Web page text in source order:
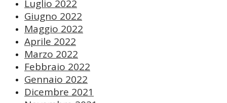
Luglio 2022
Giugno 2022
Maggio 2022
Aprile 2022
Marzo 2022
Febbraio 2022
Gennaio 2022
Dicembre 2021